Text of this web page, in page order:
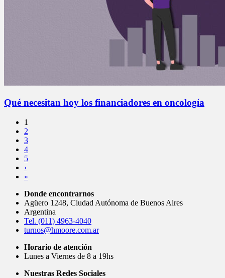
Qué necesitan hoy los financiadores en oncología
1
2
3
4
5
›
»
Donde encontrarnos
Agüero 1248, Ciudad Autónoma de Buenos Aires
Argentina
Tel. (011) 4963-4040
turnos@hmoore.com.ar
Horario de atención
Lunes a Viernes de 8 a 19hs
Nuestras Redes Sociales